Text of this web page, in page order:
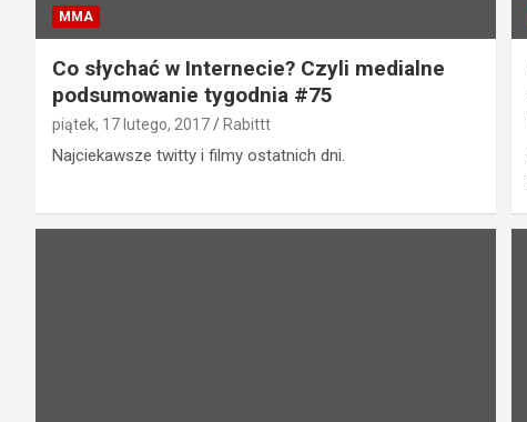
MMA
Co słychać w Internecie? Czyli medialne
podsumowanie tygodnia #75
piątek, 17 lutego, 2017 Rabittt
Najciekawsze twitty i filmy ostatnich dni.